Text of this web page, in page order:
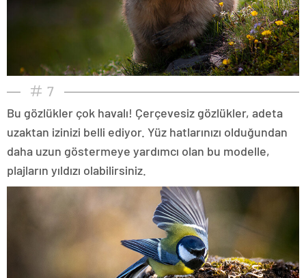
7
Bu gözlükler çok havalı! Çerçevesiz gözlükler, adeta
uzaktan izinizi belli ediyor. Yüz hatlarınızı olduğundan
daha uzun göstermeye yardımcı olan bu modelle,
plajların yıldızı olabilirsiniz.